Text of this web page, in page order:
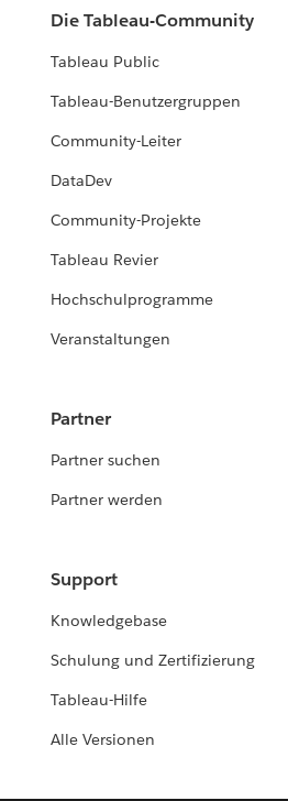
Die Tableau-Community
Tableau Public
Tableau-Benutzergruppen
Community-Leiter
DataDev
Community-Projekte
Tableau Revier
Hochschulprogramme
Veranstaltungen
Partner
Partner suchen
Partner werden
Support
Knowledgebase
Schulung und Zertifizierung
Tableau-Hilfe
Alle Versionen